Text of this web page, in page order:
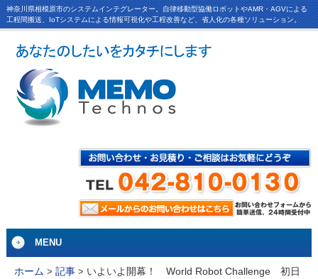
神奈川県相模原市のシステムインテグレーター。自律移動型協働ロボットやAMR・AGVによる
工程間搬送、IoTシステムによる情報可視化や工程改善など、省人化の各種ソリューション。
MENU
ホーム > 記事> いよいよ開幕！ World Robot Challenge 初日